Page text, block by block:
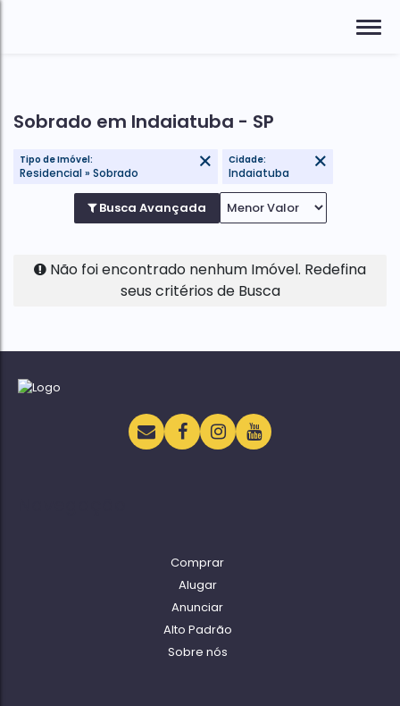
Sobrado em Indaiatuba - SP
Tipo de Imóvel:
Residencial » Sobrado
Cidade:
Indaiatuba
Busca Avançada
Não foi encontrado nenhum Imóvel. Redefina
seus critérios de Busca
Comprar
Alugar
Anunciar
Alto Padrão
Sobre nós